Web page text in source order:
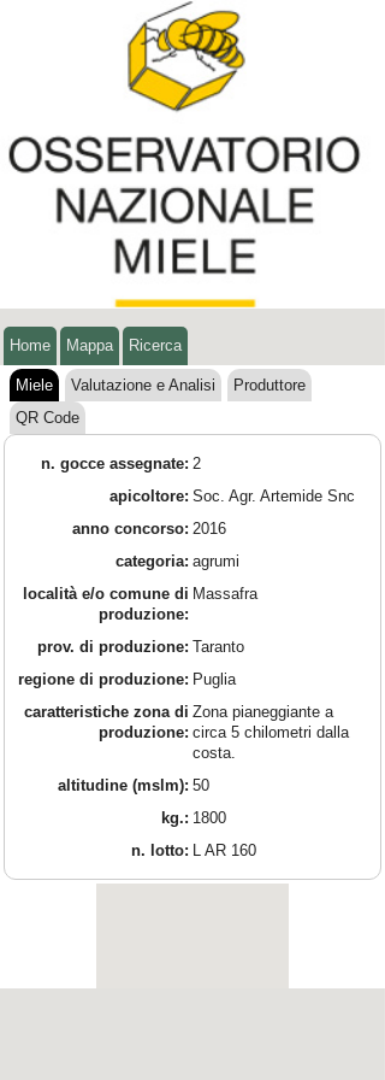
Home Mappa Ricerca
Miele Valutazione e Analisi
Produttore
QR Code
n. gocce assegnate: 2
apicoltore: Soc. Agr. Artemide Snc
anno concorso: 2016
categoria: agrumi
località e/o comune di
produzione:
Massafra
prov. di produzione: Taranto
regione di produzione: Puglia
caratteristiche zona di
produzione:
Zona pianeggiante a
circa 5 chilometri dalla
costa.
altitudine (mslm): 50
kg.: 1800
n. lotto:
L AR 160